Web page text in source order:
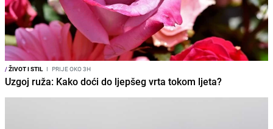
/ŽIVOT I STIL I PRIJE OKO 3H
Uzgoj ruža: Kako doći do ljepšeg vrta tokom ljeta?